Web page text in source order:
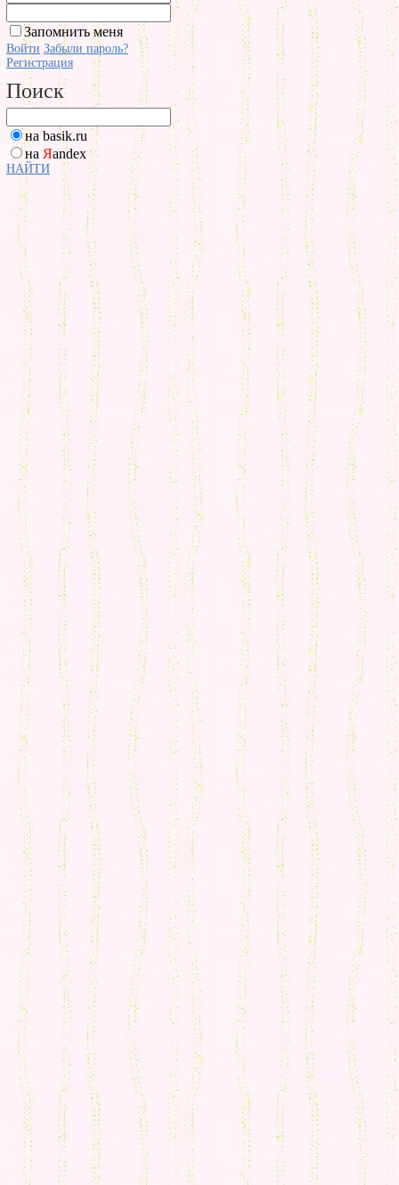
Запомнить меня
Войти Забыли пароль?
Регистрация
Поиск
на basik.ru
на Яandex
НАЙТИ